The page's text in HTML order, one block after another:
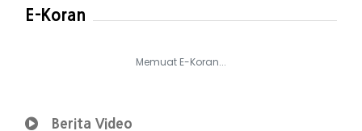
E-Koran
Memuat E-Koran...
Berita Video